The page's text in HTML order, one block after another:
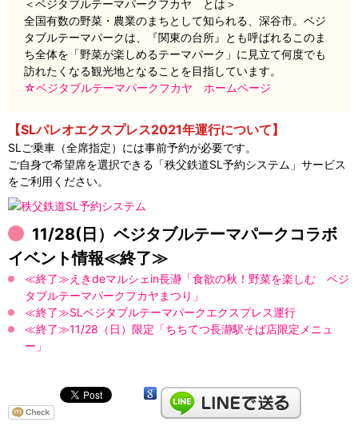
＜ベジタブルテーマパークフカヤ とは＞
全国有数の野菜・農業のまちとして知られる、深谷市。ベジ
タブルテーマパークは、『関東の台所』とも呼ばれるこのま
ち全体を「野菜が楽しめるテーマパーク」に見立て何度でも
訪れたくなる観光地となることを目指しています。
☆ベジタブルテーマパークフカヤ ホームページ
【SLパレオエクスプレス2021年運行について】
SLご乗車（全席指定）には事前予約が必要です。
ご自身で希望席を選択できる「秩父鉄道SL予約システム」サービス
をご利用ください。
11/28(日）ベジタブルテーマパークコラボ
イベント情報≪終了≫
≪終了≫えきdeマルシェin長瀞「食欲の秋！野菜を楽しむ ベジ
タブルテーマパークフカヤまつり」
≪終了≫SLベジタブルテーマパークエクスプレス運行
≪終了≫11/28（日）限定「ちちてつ長瀞駅そば店限定メニュ
ー」